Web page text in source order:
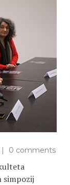
0 comments
simpozij